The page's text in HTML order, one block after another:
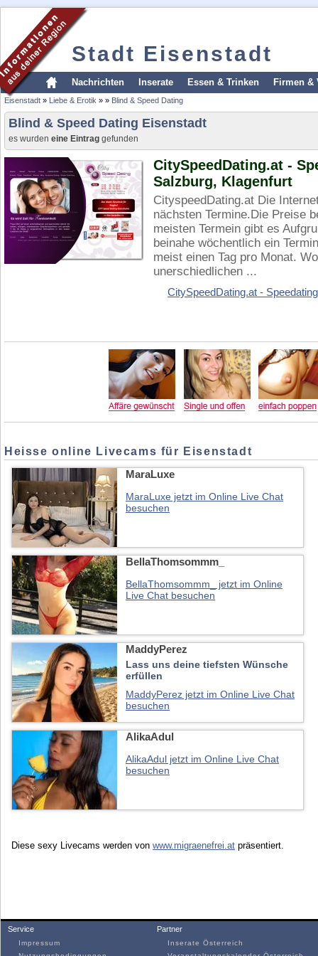
Stadt Eisenstadt
Nachrichten Inserate Essen & Trinken Firmen &
Eisenstadt » Liebe & Erotik » » Blind & Speed Dating
Blind & Speed Dating Eisenstadt
es wurden eine Eintrag gefunden
CitySpeedDating.at -
Salzburg, Klagenfurt
CityspeedDating.at Die
nächsten Termine.Die Preise
meisten Termein gibt es
beinahe wöchentlich ein
meist einen Tag pro Monat.
unerschiedlichen ...
CitySpeedDating.at -
Heisse online Livecams für Eisenstadt
MaraLuxe
MaraLuxe jetzt im Online Live Chat
besuchen
BellaThomsommm_
BellaThomsommm_ jetzt im Online
Live Chat besuchen
MaddyPerez
Lass uns deine tiefsten Wünsche
erfüllen
MaddyPerez jetzt im Online Live Chat
besuchen
AlikaAdul
AlikaAdul jetzt im Online Live Chat
besuchen
Diese sexy Livecams werden von www.migraenefrei.at präsentiert.
Service
Impressum
Partner
Inserate Österreich